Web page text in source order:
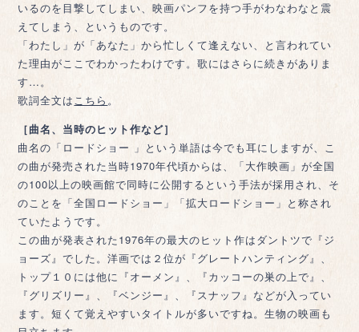
いるのを目撃してしまい、映画パンフを持つ手がわなわなと震
えてしまう、というものです。
「わたし」が「あなた」から忙しくて逢えない、と言われてい
た理由がここでわかったわけです。歌にはさらに続きがありま
す…。
歌詞全文はこちら 。
［曲名、当時のヒット作など］
曲名の「ロードショー 」という単語は今でも耳にしますが、こ
の曲が発売された当時1970年代頃からは、「大作映画」が全国
の100以上の映画館で同時に公開するという手法が採用され、そ
のことを「全国ロードショー」「拡大ロードショー」と称され
ていたようです。
この曲が発表された1976年の最大のヒット作はダントツで『ジ
ョーズ』でした。洋画では２位が『グレートハンティング』、
トップ１０には他に『オーメン』、『カッコーの巣の上で』、
『グリズリー』、『ベンジー』、『スナッフ』などが入ってい
ます。短くて覚えやすいタイトルが多いですね。生物の映画も